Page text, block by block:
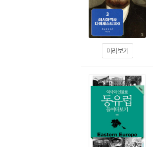
미리보기